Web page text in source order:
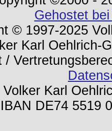
Gehostet
© 1997-2025
Karl Oehlrich-
/
Volker Karl
DE74 5519